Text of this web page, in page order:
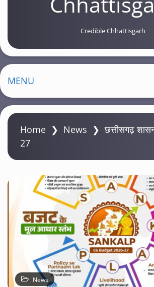
Credible Chhattisgarh
MENU
Home ❯ News ❯छत्तीसगढ़
27
News